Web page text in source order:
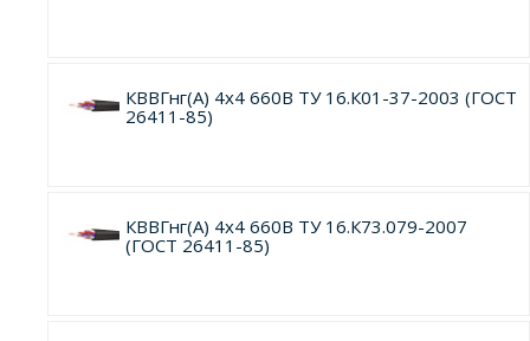
КВВГнг(А) 4х4 660В ТУ 16.К01-37-2003 (ГОСТ
26411-85)
КВВГнг(А) 4х4 660В ТУ 16.К73.079-2007
(ГОСТ 26411-85)